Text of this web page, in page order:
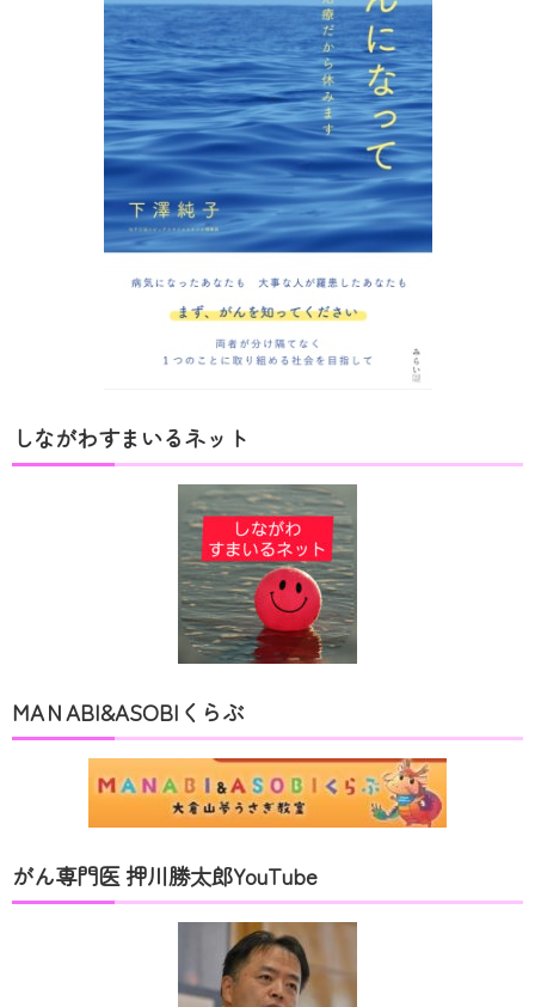
しながわすまいるネット
MAＮABI&ASOBIくらぶ
がん専門医 押川勝太郎YouTube